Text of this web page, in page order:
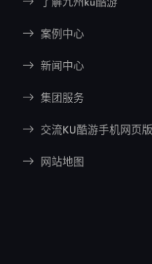
案例中心
新闻中心
集团服务
交流KU酷游手机网页版
网站地图